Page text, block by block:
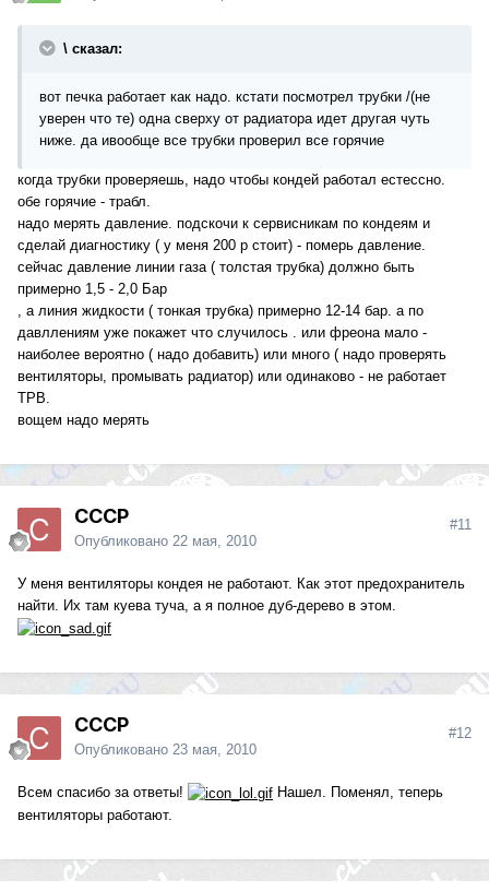
\ сказал:
вот печка работает как надо. кстати посмотрел трубки /(не
уверен что те) одна сверху от радиатора идет другая чуть
ниже. да ивообще все трубки проверил все горячие
когда трубки проверяешь, надо чтобы кондей работал естессно.
обе горячие - трабл.
надо мерять давление. подскочи к сервисникам по кондеям и
сделай диагностику ( у меня 200 р стоит) - померь давление.
сейчас давление линии газа ( толстая трубка) должно быть
примерно 1,5 - 2,0 Бар
, а линия жидкости ( тонкая трубка) примерно 12-14 бар. а по
давллениям уже покажет что случилось . или фреона мало -
наиболее вероятно ( надо добавить) или много ( надо проверять
вентиляторы, промывать радиатор) или одинаково - не работает
ТРВ.
вощем надо мерять
СССР
Опубликовано 22 мая, 2010
#11
У меня вентиляторы кондея не работают. Как этот предохранитель
найти. Их там куева туча, а я полное дуб-дерево в этом.
СССР
Опубликовано 23 мая, 2010
#12
Всем спасибо за ответы!
Нашел. Поменял, теперь
вентиляторы работают.